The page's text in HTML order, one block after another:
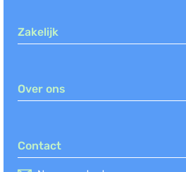
Zakelijk
Over ons
Contact